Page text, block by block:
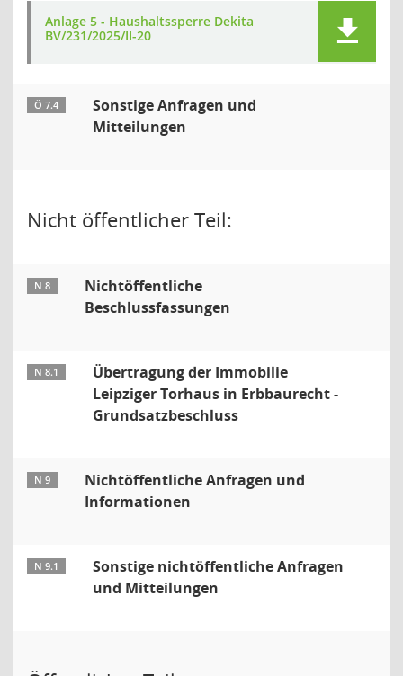
Anlage 5 - Haushaltssperre Dekita
BV/231/2025/II-20
Ö 7.4
Sonstige Anfragen und
Mitteilungen
Nicht öffentlicher Teil:
N 8
Nichtöffentliche
Beschlussfassungen
N 8.1
Übertragung der Immobilie
Leipziger Torhaus in Erbbaurecht -
Grundsatzbeschluss
N 9
Nichtöffentliche Anfragen und
Informationen
N 9.1
Sonstige nichtöffentliche Anfragen
und Mitteilungen